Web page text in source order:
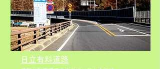
日立有料道路